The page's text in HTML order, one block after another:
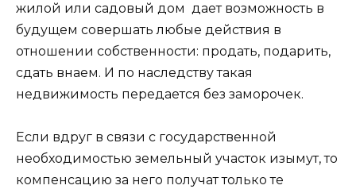
жилой или садовый дом дает возможность в
будущем совершать любые действия в
отношении собственности: продать, подарить,
сдать внаем. И по наследству такая
недвижимость передается без заморочек.
Если вдруг в связи с государственной
необходимостью земельный участок изымут, то
компенсацию за него получат только те